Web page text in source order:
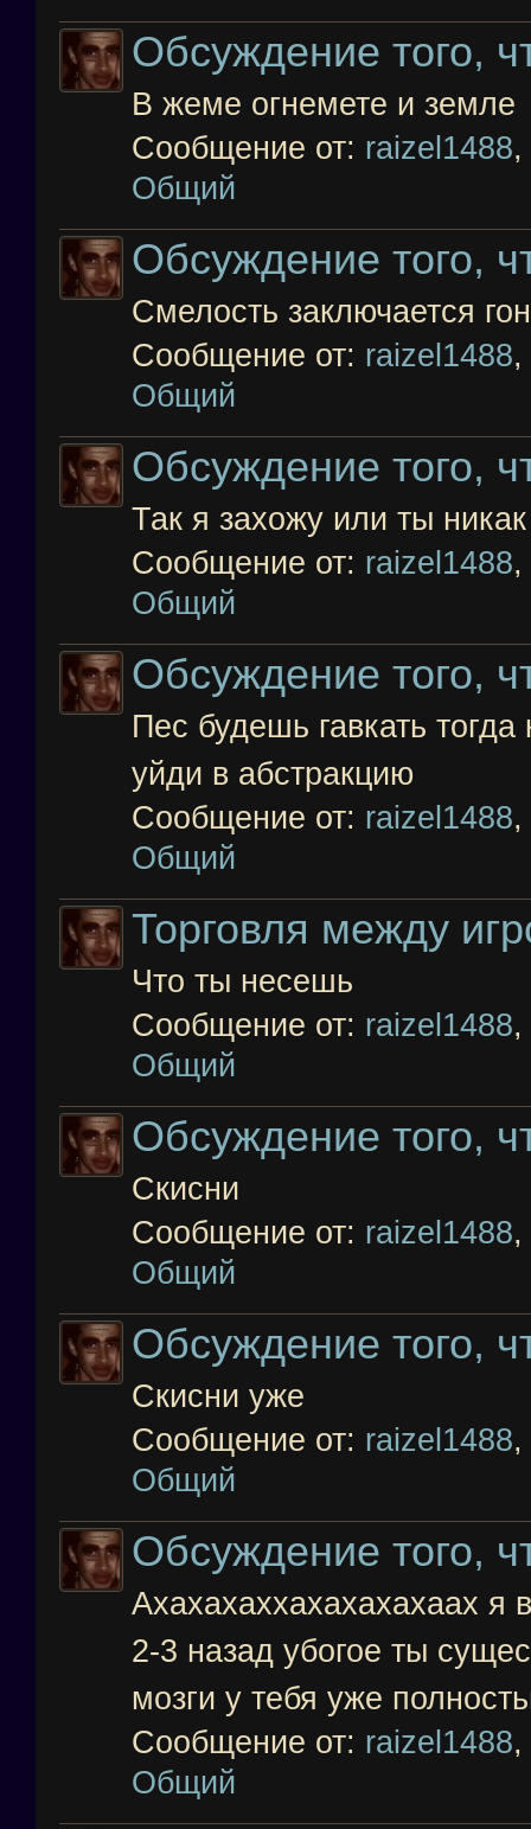
Обсуждение того,
В жеме огнемете и земле
Сообщение от: raizel1488,
Общий
Обсуждение того,
Смелость заключается
Сообщение от: raizel1488,
Общий
Обсуждение того,
Так я захожу или ты
Сообщение от: raizel1488,
Общий
Обсуждение того,
Пес будешь гавкать
уйди в абстракцию
Сообщение от: raizel1488,
Общий
Торговля между
Что ты несешь
Сообщение от: raizel1488,
Общий
Обсуждение того,
Скисни
Сообщение от: raizel1488,
Общий
Обсуждение того,
Скисни уже
Сообщение от: raizel1488,
Общий
Обсуждение того,
Ахахахаххахахахахаах я
2-3 назад убогое ты
мозги у тебя уже
Сообщение от: raizel1488,
Общий